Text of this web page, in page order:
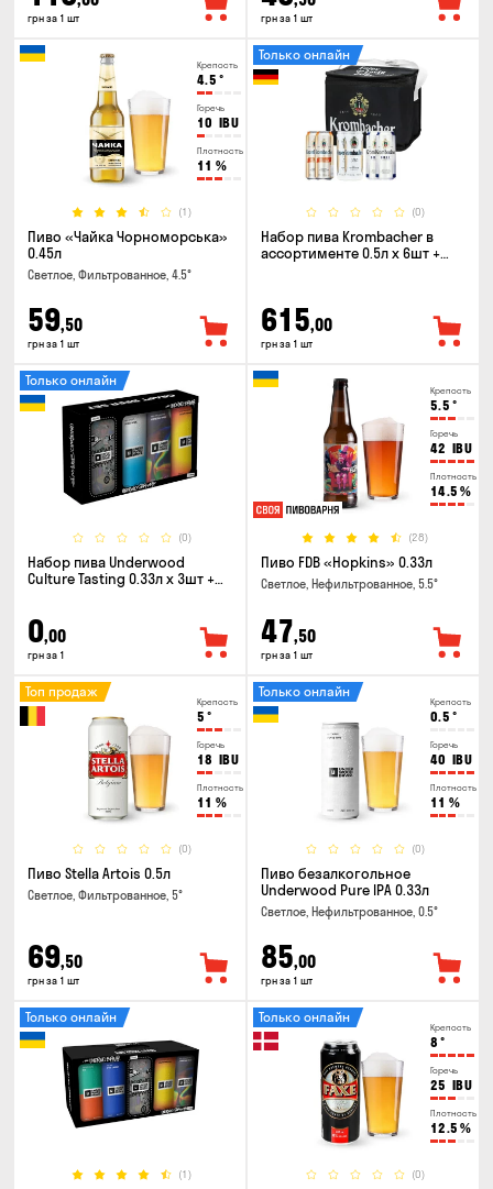
грн за 1 шт грн за 1 шт
Крепость
4.5 °
Горечь
10 IBU
Плотность
11 %
(1)
Пиво «Чайка Чорноморська»
0.45л
Светлое, Фильтрованное, 4.5°
59,50
грн за 1 шт
(0)
Только онлайн
Набор пива Krombacher в
ассортименте 0.5л х 6шт +
615,00
грн за 1 шт
(0)
Только онлайн
Набор пива Underwood
Culture Tasting 0.33л x 3шт +
0,00
грн за 1
Крепость
5.5 °
Горечь
42 IBU
Плотность
14.5 %
(28)
Пиво FDB «Hopkins» 0.33л
Светлое, Нефильтрованное, 5.5°
47,50
грн за 1 шт
Крепость
5 °
Горечь
18 IBU
Плотность
11 %
(0)
Топ продаж
Пиво Stella Artois 0.5л
Светлое, Фильтрованное, 5°
69,50
грн за 1 шт
Крепость
0.5 °
Горечь
40 IBU
Плотность
11 %
(0)
Только онлайн
Пиво безалкогольное
Underwood Pure IPA 0.33л
Светлое, Нефильтрованное, 0.5°
85,00
грн за 1 шт
(1)
Только онлайн
Крепость
8 °
Горечь
25 IBU
Плотность
12.5 %
(0)
Только онлайн